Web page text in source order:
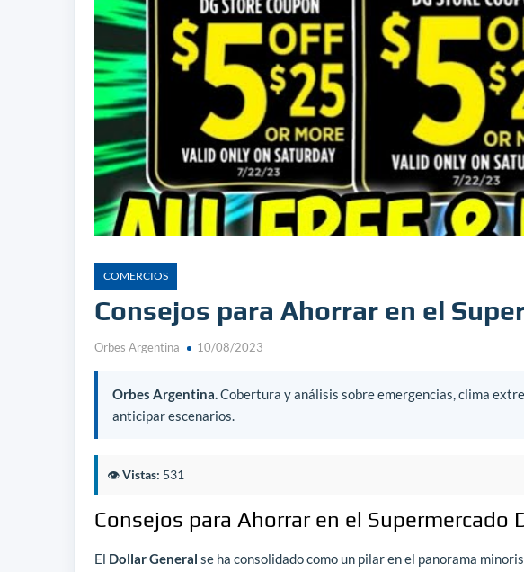
COMERCIOS
Consejos para Ahorrar en el
Orbes Argentina 10/08/2023
Orbes Argentina.Cobertura y análisis sobre emergencias, clima
anticipar escenarios.
👁️Vistas: 531
Consejos para Ahorrar en el Supermercado
El Dollar General se ha consolidado como un pilar en el panorama